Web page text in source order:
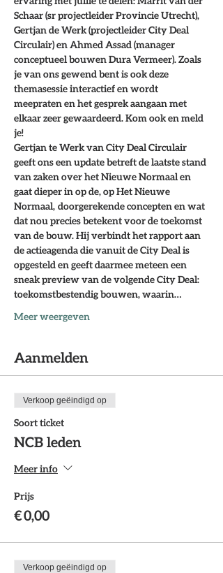
Schaar (sr projectleider Provincie Utrecht),
Gertjan de Werk (projectleider City Deal
Circulair) en Ahmed Assad (manager
conceptueel bouwen Dura Vermeer). Zoals
je van ons gewend bent is ook deze
themasessie interactief en wordt
meepraten en het gesprek aangaan met
elkaar zeer gewaardeerd. Kom ook en meld
je!
Gertjan te Werk van City Deal Circulair
geeft ons een update betreft de laatste stand
van zaken over het Nieuwe Normaal en
gaat dieper in op de, op Het Nieuwe
Normaal,  doorgerekende concepten en wat
dat nou precies betekent voor de toekomst
van de bouw. Hij verbindt het rapport aan
de actieagenda die vanuit de City Deal is
opgesteld en geeft daarmee meteen een
sneak preview van de volgende City Deal:
toekomstbestendig bouwen, waarin…
Meer weergeven
Aanmelden
Verkoop geëindigd op
Soort ticket
NCB leden
Meer info
Prijs
€ 0,00
Verkoop geëindigd op